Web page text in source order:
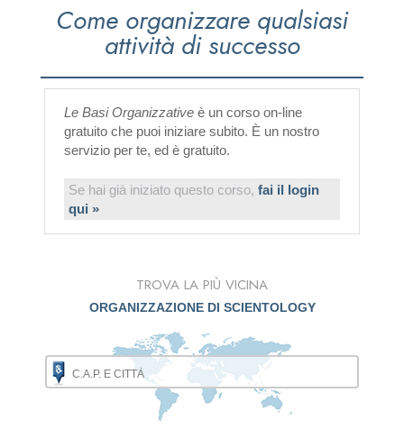
Come organizzare qualsiasi
attività di successo
Le Basi Organizzative è un corso on-line
gratuito che puoi iniziare subito. È un nostro
servizio per te, ed è gratuito.
Se hai già iniziato questo corso, fai il login
qui »
TROVA LA PIÙ VICINA
ORGANIZZAZIONE DI SCIENTOLOGY